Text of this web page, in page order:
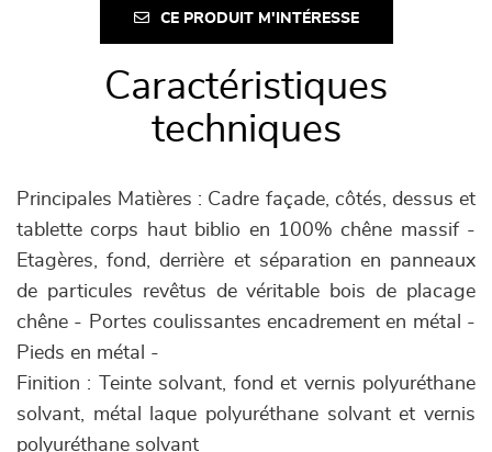
CE PRODUIT M'INTÉRESSE
Caractéristiques
techniques
Principales Matières : Cadre façade, côtés, dessus et
tablette corps haut biblio en 100% chêne massif -
Etagères, fond, derrière et séparation en panneaux
de particules revêtus de véritable bois de placage
chêne - Portes coulissantes encadrement en métal -
Pieds en métal -
Finition : Teinte solvant, fond et vernis polyuréthane
solvant, métal laque polyuréthane solvant et vernis
polyuréthane solvant